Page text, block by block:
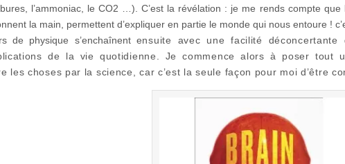
l’ammoniac, le CO2 …). C’est la révélation : je me rends compte
la main, permettent d’expliquer en partie le monde qui nous entoure !
de physique s’enchaînent ensuite avec une facilité
de la vie quotidienne. Je commence alors à poser tout
les choses par la science, car c’est la seule façon pour moi d’être